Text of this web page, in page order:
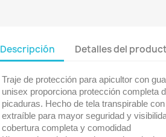
Descripción Detalles del
Traje de protección para apicultor con
unisex proporciona protección completa
picaduras. Hecho de tela transpirable
extraíble para mayor seguridad y
cobertura completa y comodidad